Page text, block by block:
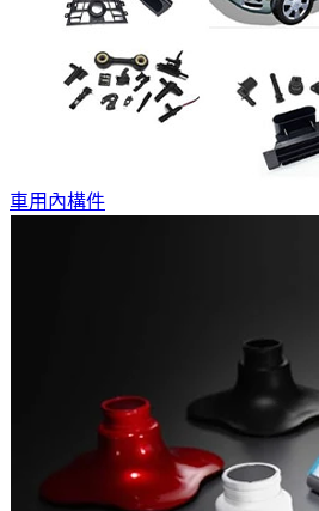
車用內構件